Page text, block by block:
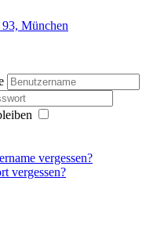
München
vergessen?
vergessen?